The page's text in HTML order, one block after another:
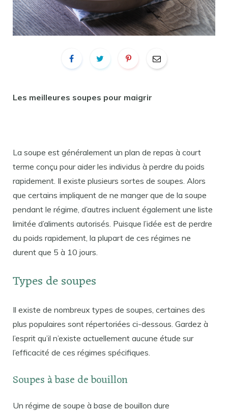
Les meilleures soupes pour maigrir
La soupe est généralement un plan de repas à court
terme conçu pour aider les individus à perdre du poids
rapidement. Il existe plusieurs sortes de soupes. Alors
que certains impliquent de ne manger que de la soupe
pendant le régime, d’autres incluent également une liste
limitée d’aliments autorisés. Puisque l’idée est de perdre
du poids rapidement, la plupart de ces régimes ne
durent que 5 à 10 jours.
Types de soupes
Il existe de nombreux types de soupes, certaines des
plus populaires sont répertoriées ci-dessous. Gardez à
l’esprit qu’il n’existe actuellement aucune étude sur
l’efficacité de ces régimes spécifiques.
Soupes à base de bouillon
Un régime de soupe à base de bouillon dure